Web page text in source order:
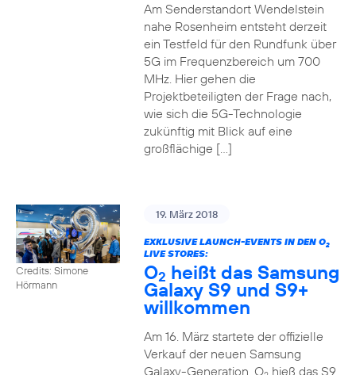
Am Senderstandort Wendelstein
nahe Rosenheim entsteht derzeit
ein Testfeld für den Rundfunk über
5G im Frequenzbereich um 700
MHz. Hier gehen die
Projektbeteiligten der Frage nach,
wie sich die 5G-Technologie
zukünftig mit Blick auf eine
großflächige […]
Credits: Simone
Hörmann
19. März 2018
EXKLUSIVE LAUNCH-EVENTS IN DEN O2
LIVE STORES:
O2 heißt das Samsung
Galaxy S9 und S9+
willkommen
Am 16. März startete der offizielle
Verkauf der neuen Samsung
Galaxy-Generation. O hieß das S9